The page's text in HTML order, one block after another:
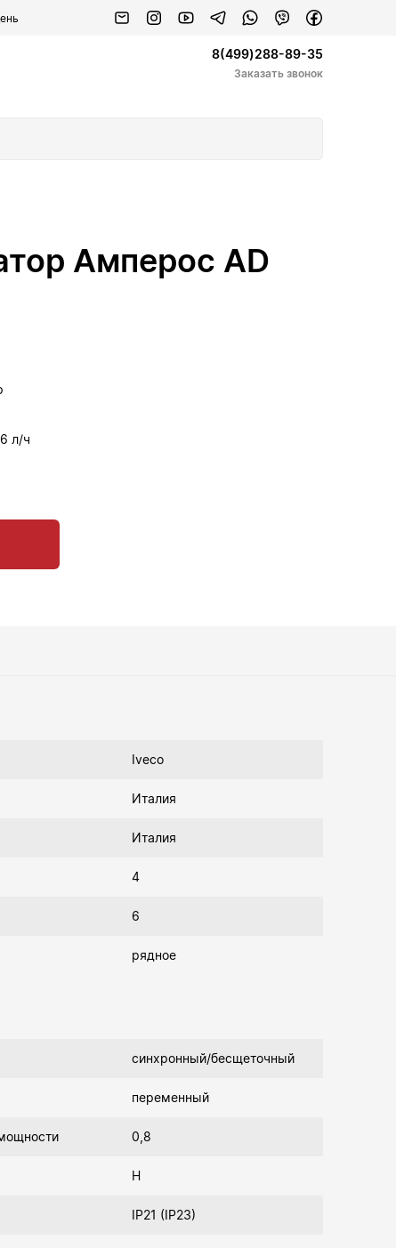
8(499)288-89-35
Заказать звонок
Амперос AD
л/ч
Iveco
Италия
Италия
4
6
рядное
синхронный/бесщеточный
переменный
0,8
Н
IP21 (IP23)